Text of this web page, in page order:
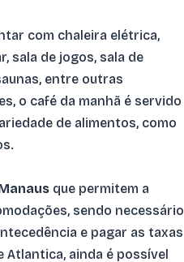
com chaleira elétrica,
sala de jogos, sala de
entre outras
o café da manhã é servido
de alimentos, como
que permitem a
sendo necessário
e pagar as taxas
Atlantica, ainda é possível